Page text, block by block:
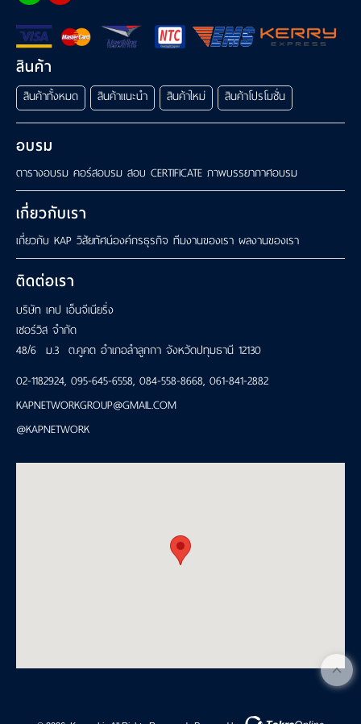
สินค้า
สินค้าทั้งหมด สินค้าแนะนำ สินค้าใหม่ สินค้าโปรโมชั่น
อบรม
ตารางอบรม คอร์สอบรม สอบ CERTIFICATE ภาพบรรยากาศอบรม
เกี่ยวกับเรา
เกี่ยวกับ KAP วิสัยทัศน์องค์กรธุรกิจ ทีมงานของเรา ผลงานของเรา
ติดต่อเรา
บริษัท เคป เอ็นจีเนียริ่ง
เซอร์วิส จำกัด
48/6 ม.3 ต.คูคต อำเภอลำลูกกา จังหวัดปทุมธานี 12130
02-1182924, 095-645-6558, 084-558-8668, 061-841-2882
KAPNETWORKGROUP@GMAIL.COM
@KAPNETWORK